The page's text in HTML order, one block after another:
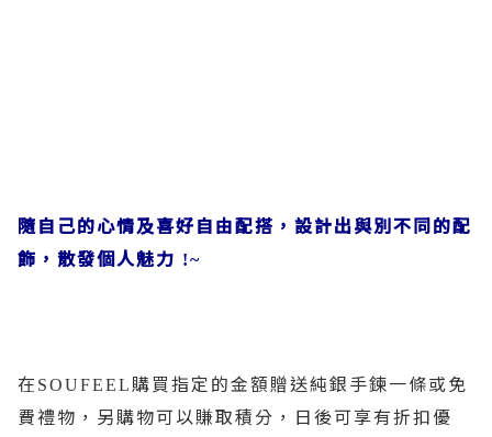
隨自己的心情及喜好自由配搭，設計出與別不同的配
飾，散發個人魅力 !~
在 SOUFEEL購買指定的金額贈送純銀手鍊一條或免
費禮物，另購物可以賺取積分，日後可享有折扣優